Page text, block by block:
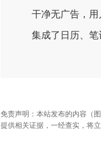
干净无广告，用
集成了日历、笔
免责声明：本站发布的内容（
提供相关证据，一经查实，将